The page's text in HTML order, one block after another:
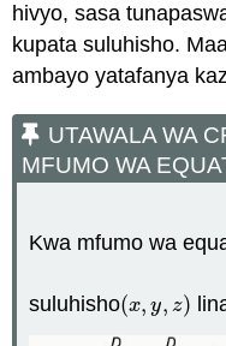
hivyo, sasa
kupata suluhisho.
ambayo yatafanya
UTAWALA WA
MFUMO WA
Kwa mfumo wa
suluhisho(x, y, z)
(x,y,z )